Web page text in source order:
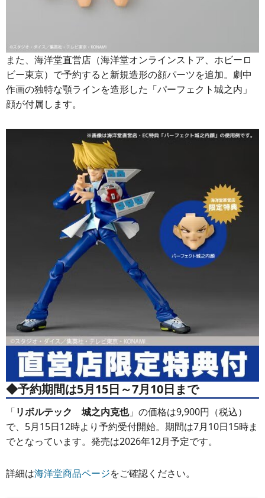
また、海洋堂直営店（海洋堂オンラインストア、ホビーロ
ビー東京）で予約すると新規造形の顔パーツを追加。劇中
作画の独特な顎ラインを造形した「パーフェクト城之内」
顔が付属します。
◆予約期間は5月15日～7月10日まで
「リボルテック 城之内克也」の価格は9,900円（税込）
で、5月15日12時より予約受付開始。期間は7月10日15時ま
でとなっています。発売は2026年12月予定です。
詳細は海洋堂商品ページをご確認ください。